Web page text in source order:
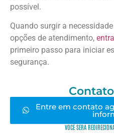
possível.
Quando surgir a
opções de atendimento,
primeiro passo para iniciar
segurança.
Entre em contato
VOCÊ SERÁ